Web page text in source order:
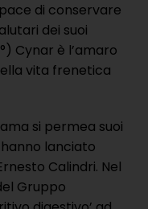
di conservare
dei suoi
Cynar è l’amaro
vita frenetica
si permea suoi
lanciato
Calindri. Nel
Gruppo